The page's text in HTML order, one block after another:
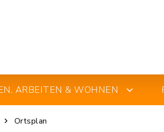
ARBEITEN & WOHNEN
Ortsplan